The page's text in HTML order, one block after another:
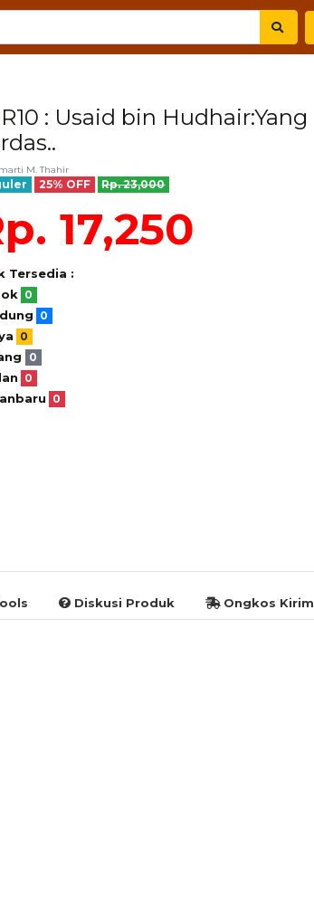
: Usaid bin Hudhair:Yang
M. Thahir
25% OFF Rp. 23,000
17,250
Tersedia :
0
0
0
0
0
0
Diskusi Produk Ongkos Kirim